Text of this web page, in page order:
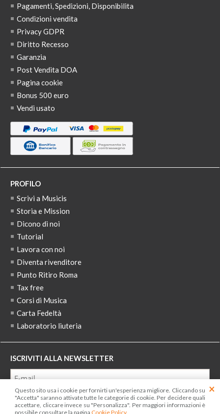
Questo sito usa i cookie per fornirti un'esperienza migliore. Cliccando su
"Accetta" saranno attivate tutte le categorie di cookie. Per decidere quali
accettare, cliccare invece su "Personalizza". Per maggiori informazioni è
possibile consultare la pagina Cookie Policy.
Pagamenti, Spedizioni, Disponibilita
Condizioni vendita
Privacy GDPR
Diritto Recesso
Garanzia
Post Vendita DOA
Pagina cookie
Bonus 500 euro
Vendi usato
PROFILO
Scrivi a Musicis
Storia e Mission
Dicono di noi
Tutorial
Lavora con noi
Diventa rivenditore
Punto Ritiro Roma
Tax free
Corsi di Musica
Carta Fedeltà
Laboratorio liuteria
ISCRIVITI ALLA NEWSLETTER
Ho letto ed accetto le condizioni dell'informativa privacy